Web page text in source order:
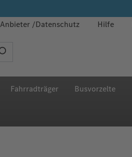
Anbieter Datenschutz Hilfe
Fahrradträger Busvorzelte